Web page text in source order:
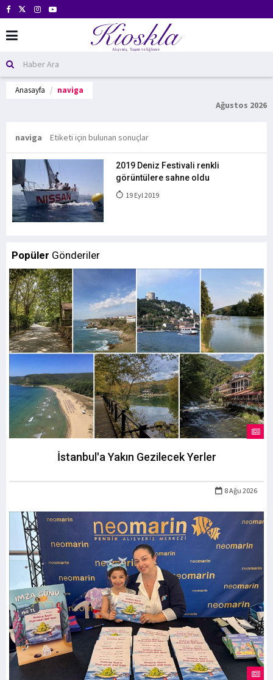
Anasayfa naviga
Ağustos 2026
naviga Etiketi için bulunan sonuçlar
2019 Deniz Festivali renkli
görüntülere sahne oldu
19 Eyl 2019
Popüler Gönderiler
İstanbul'a Yakın Gezilecek Yerler
8 Ağu 2026